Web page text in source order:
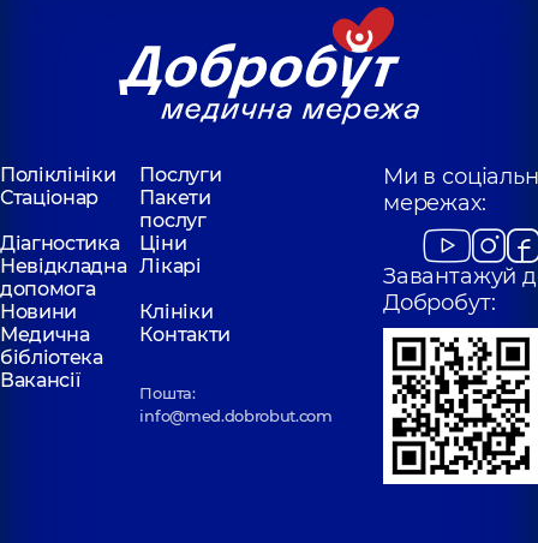
Поліклініки
Послуги
Стаціонар
Пакети
послуг
Діагностика
Ціни
Невідкладна
допомога
Лікарі
Новини
Клініки
Медична
бібліотека
Контакти
Вакансії
Пошта:
info@med.dobrobut.com
Ми в
мережах:
Завантажуй
Добробут: